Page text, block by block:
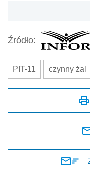
Źródło:
PIT-11 czynny żal